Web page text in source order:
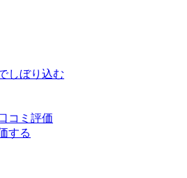
しぼり込む
コミ評価
する